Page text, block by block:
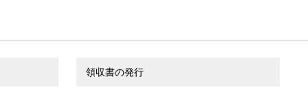
領収書の発行